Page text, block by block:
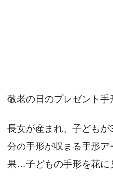
敬老の日のプレゼント手
長女が産まれ、子どもが
分の手形が収まる手形
果…子どもの手形を花に